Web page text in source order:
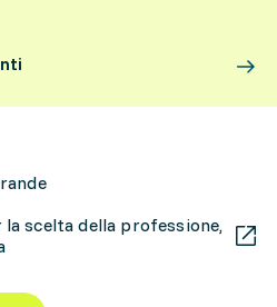
la scelta della professione,